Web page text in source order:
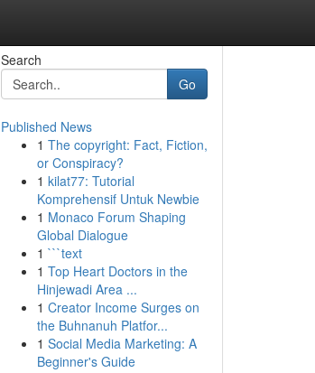
Search
Go
Published News
1 The copyright: Fact, Fiction,
or Conspiracy?
1 kilat77: Tutorial
Komprehensif Untuk Newbie
1 Monaco Forum Shaping
Global Dialogue
1 ```text
1 Top Heart Doctors in the
Hinjewadi Area ...
1 Creator Income Surges on
the Buhnanuh Platfor...
1 Social Media Marketing: A
Beginner's Guide